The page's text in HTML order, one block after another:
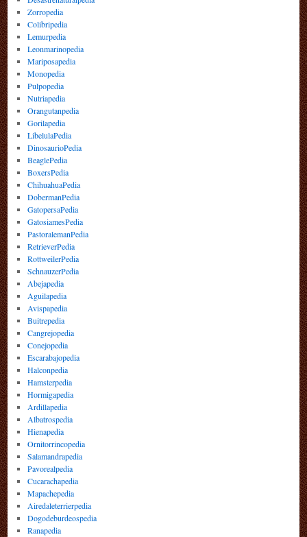
Zorropedia
Colibripedia
Lemurpedia
Leonmarinopedia
Mariposapedia
Monopedia
Pulpopedia
Nutriapedia
Orangutanpedia
Gorilapedia
LibelulaPedia
DinosaurioPedia
BeaglePedia
BoxersPedia
ChihuahuaPedia
DobermanPedia
GatopersaPedia
GatosiamesPedia
PastoralemanPedia
RetrieverPedia
RottweilerPedia
SchnauzerPedia
Abejapedia
Aguilapedia
Avispapedia
Buitrepedia
Cangrejopedia
Conejopedia
Escarabajopedia
Halconpedia
Hamsterpedia
Hormigapedia
Ardillapedia
Albatrospedia
Hienapedia
Ornitorrincopedia
Salamandrapedia
Pavorealpedia
Cucarachapedia
Mapachepedia
Airedaleterrierpedia
Dogodeburdeospedia
Ranapedia